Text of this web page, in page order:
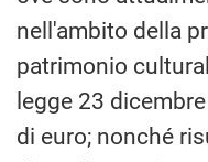
nell'ambito della
patrimonio
legge 23
di euro; nonché